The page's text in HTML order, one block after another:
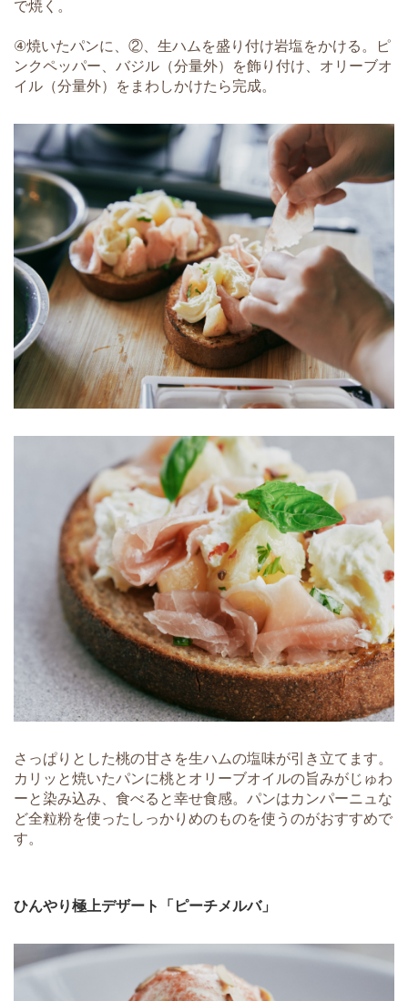
で焼く。
④焼いたパンに、②、生ハムを盛り付け岩塩をかける。ピ
ンクペッパー、バジル（分量外）を飾り付け、オリーブオ
イル（分量外）をまわしかけたら完成。
さっぱりとした桃の甘さを生ハムの塩味が引き立てます。
カリッと焼いたパンに桃とオリーブオイルの旨みがじゅわ
ーと染み込み、食べると幸せ食感。パンはカンパーニュな
ど全粒粉を使ったしっかりめのものを使うのがおすすめで
す。
ひんやり極上デザート「ピーチメルバ」